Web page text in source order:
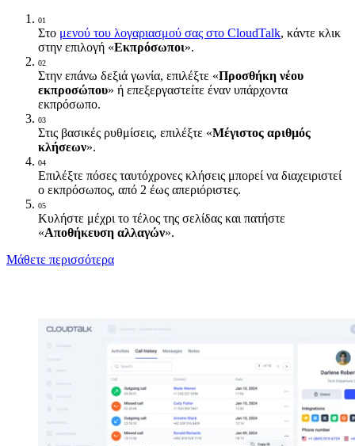
01
Στο μενού του λογαριασμού σας στο CloudTalk, κάντε κλικ
στην επιλογή «Εκπρόσωποι».
02
Στην επάνω δεξιά γωνία, επιλέξτε «Προσθήκη νέου
εκπροσώπου» ή επεξεργαστείτε έναν υπάρχοντα
εκπρόσωπο.
03
Στις βασικές ρυθμίσεις, επιλέξτε «Μέγιστος αριθμός
κλήσεων».
04
Επιλέξτε πόσες ταυτόχρονες κλήσεις μπορεί να διαχειριστεί
ο εκπρόσωπος, από 2 έως απεριόριστες.
05
Κυλήστε μέχρι το τέλος της σελίδας και πατήστε
«Αποθήκευση αλλαγών».
Μάθετε περισσότερα